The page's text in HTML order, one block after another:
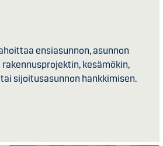
ensiasunnon, asunnon
rakennusprojektin, kesämökin,
sijoitusasunnon hankkimisen.